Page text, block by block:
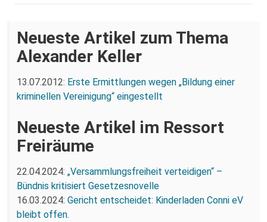
Neueste Artikel zum Thema
Alexander Keller
13.07.2012: Erste Ermittlungen wegen „Bildung einer
kriminellen Vereinigung“ eingestellt
Neueste Artikel im Ressort
Freiräume
22.04.2024: „Versammlungsfreiheit verteidigen“ –
Bündnis kritisiert Gesetzesnovelle
16.03.2024: Gericht entscheidet: Kinderladen Conni eV
bleibt offen.